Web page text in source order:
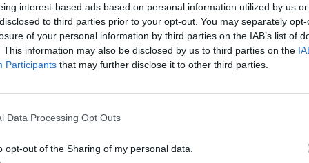
interest-based ads based on personal information utilized by us
to third parties prior to your opt-out. You may separately
of your personal information by third parties on the IAB’s list of
This information may also be disclosed by us to third parties on the
Participants that may further disclose it to other third parties.
Data Processing Opt Outs
opt-out of the Sharing of my personal data.
θα μπορούσε να χαρακτηριστεί ως η
to Light, αποκαλύπτει ότι το
ξεκινούν πολύ πριν το γάμο του με την
κάνει σeξ με περισσότερες από 2000
with s3x for as long as I can remember. I am a